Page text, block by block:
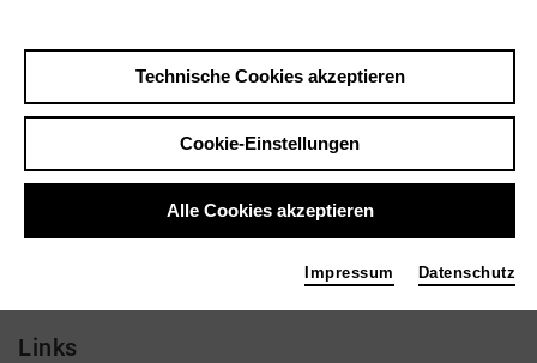
Horst Herz
Film / Funk, Journalist, Soziokultur
Kontakt
44147 Dortmund
Links
Technische Cookies akzeptieren
Cookie-Einstellungen
Alle Cookies akzeptieren
Impressum Datenschutz